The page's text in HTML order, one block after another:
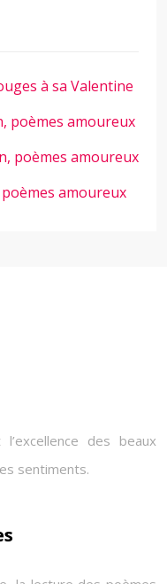
à sa Valentine
poèmes amoureux
poèmes amoureux
amoureux
des beaux
sentiments.